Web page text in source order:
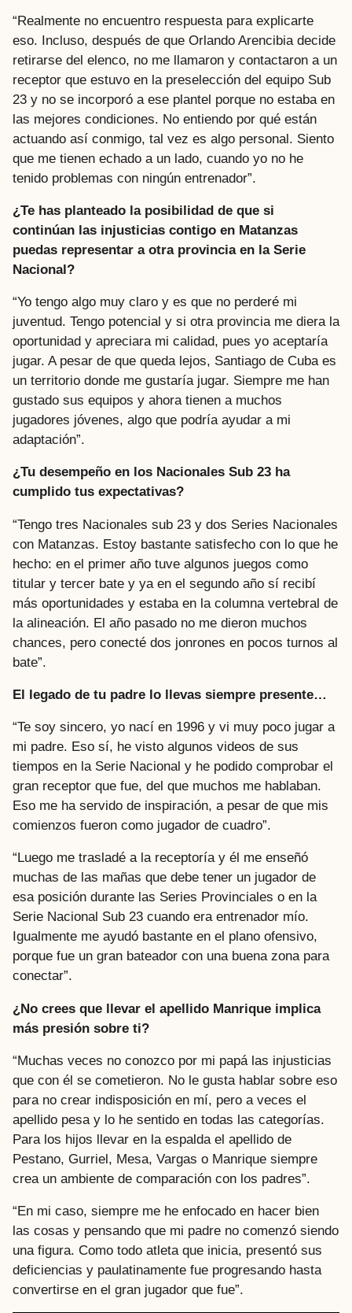
“Realmente no encuentro respuesta para explicarte
eso. Incluso, después de que Orlando Arencibia decide
retirarse del elenco, no me llamaron y contactaron a un
receptor que estuvo en la preselección del equipo Sub
23 y no se incorporó a ese plantel porque no estaba en
las mejores condiciones. No entiendo por qué están
actuando así conmigo, tal vez es algo personal. Siento
que me tienen echado a un lado, cuando yo no he
tenido problemas con ningún entrenador”.
¿Te has planteado la posibilidad de que si
continúan las injusticias contigo en Matanzas
puedas representar a otra provincia en la Serie
Nacional?
“Yo tengo algo muy claro y es que no perderé mi
juventud. Tengo potencial y si otra provincia me diera la
oportunidad y apreciara mi calidad, pues yo aceptaría
jugar. A pesar de que queda lejos, Santiago de Cuba es
un territorio donde me gustaría jugar. Siempre me han
gustado sus equipos y ahora tienen a muchos
jugadores jóvenes, algo que podría ayudar a mi
adaptación”.
¿Tu desempeño en los Nacionales Sub 23 ha
cumplido tus expectativas?
“Tengo tres Nacionales sub 23 y dos Series Nacionales
con Matanzas. Estoy bastante satisfecho con lo que he
hecho: en el primer año tuve algunos juegos como
titular y tercer bate y ya en el segundo año sí recibí
más oportunidades y estaba en la columna vertebral de
la alineación. El año pasado no me dieron muchos
chances, pero conecté dos jonrones en pocos turnos al
bate”.
El legado de tu padre lo llevas siempre presente…
“Te soy sincero, yo nací en 1996 y vi muy poco jugar a
mi padre. Eso sí, he visto algunos videos de sus
tiempos en la Serie Nacional y he podido comprobar el
gran receptor que fue, del que muchos me hablaban.
Eso me ha servido de inspiración, a pesar de que mis
comienzos fueron como jugador de cuadro”.
“Luego me trasladé a la receptoría y él me enseñó
muchas de las mañas que debe tener un jugador de
esa posición durante las Series Provinciales o en la
Serie Nacional Sub 23 cuando era entrenador mío.
Igualmente me ayudó bastante en el plano ofensivo,
porque fue un gran bateador con una buena zona para
conectar”.
¿No crees que llevar el apellido Manrique implica
más presión sobre ti?
“Muchas veces no conozco por mi papá las injusticias
que con él se cometieron. No le gusta hablar sobre eso
para no crear indisposición en mí, pero a veces el
apellido pesa y lo he sentido en todas las categorías.
Para los hijos llevar en la espalda el apellido de
Pestano, Gurriel, Mesa, Vargas o Manrique siempre
crea un ambiente de comparación con los padres”.
“En mi caso, siempre me he enfocado en hacer bien
las cosas y pensando que mi padre no comenzó siendo
una figura. Como todo atleta que inicia, presentó sus
deficiencias y paulatinamente fue progresando hasta
convertirse en el gran jugador que fue”.